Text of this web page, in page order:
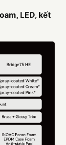
LED, kết